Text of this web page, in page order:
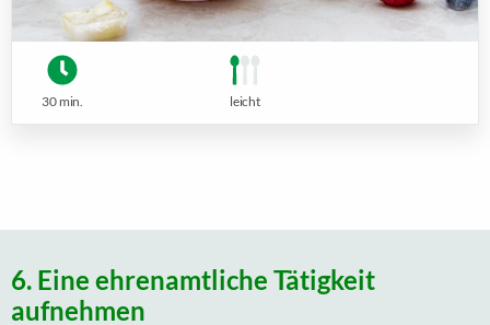
30 min. leicht
6. Eine ehrenamtliche Tätigkeit
aufnehmen